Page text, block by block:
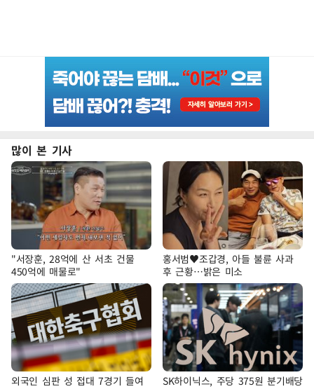
많이 본 기사
"서장훈, 28억에 산 서초 건물
450억에 매물로"
홍서범♥조갑경, 아들 불륜 사과
후 근황…밝은 미소
외국인 심판 성 접대 7경기 들여
SK하이닉스, 주당 375원 분기배당